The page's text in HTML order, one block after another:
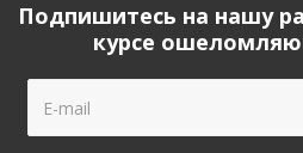
Подпишитесь на нашу
курсе